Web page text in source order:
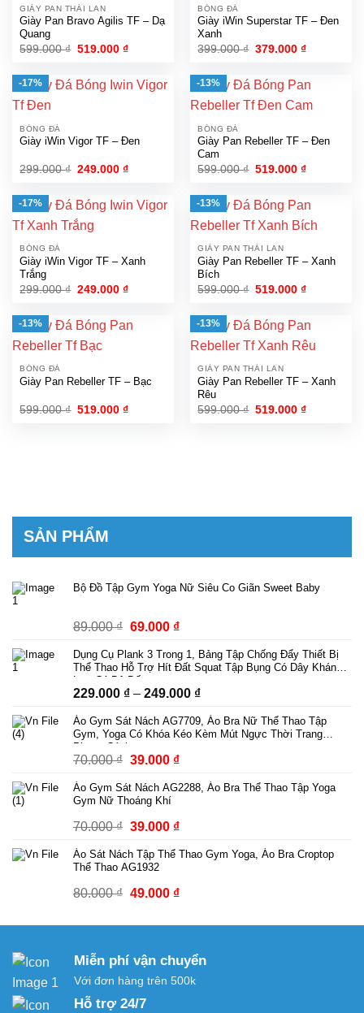
GIÀY PAN THÁI LAN
Giày Pan Bravo Agilis TF – Dạ
Quang
599.000₫ Giá
599.000 ₫.
519.000₫Giá
là:
519.000 ₫.
BÓNG ĐÁ
Giày iWin Superstar TF – Đen
Xanh
399.000₫ Giá
399.000 ₫.
379.000₫Giá
là:
379.000 ₫.
-17%
BÓNG ĐÁ
Giày iWin Vigor TF – Đen
299.000₫ Giá
299.000 ₫.
249.000₫Giá
là:
249.000 ₫.
-13%
BÓNG ĐÁ
Giày Pan Rebeller TF – Đen
Cam
599.000₫ Giá
599.000 ₫.
519.000₫Giá
là:
519.000 ₫.
-17%
BÓNG ĐÁ
Giày iWin Vigor TF – Xanh
Trắng
299.000₫ Giá
299.000 ₫.
249.000₫Giá
là:
249.000 ₫.
-13%
GIÀY PAN THÁI LAN
Giày Pan Rebeller TF – Xanh
Bích
599.000₫ Giá
599.000 ₫.
519.000₫Giá
là:
519.000 ₫.
-13%
BÓNG ĐÁ
Giày Pan Rebeller TF – Bạc
599.000₫ Giá
519.000₫Giá
-13%
GIÀY PAN THÁI LAN
Giày Pan Rebeller TF – Xanh
Rêu
599.000₫ Giá
519.000₫Giá
SẢN PHẨM
Bộ Đồ Tập Gym Yoga Nữ Siêu Co Giãn Sweet Baby
89.000₫ Giá
là:
89.000 ₫.
69.000 ₫Giá
tại
69.000 ₫.
Dụng Cụ Plank 3 Trong 1, Bảng Tập Chống Đẩy Thiết Bị
Thể Thao Hỗ Trợ Hít Đất Squat Tập Bụng Có Dây Kháng
Lực Có Bộ Đếm
229.000 ₫ – 249.000 ₫Khoảng
từ
229.000 ₫
Áo Gym Sát Nách AG7709, Áo Bra Nữ Thể Thao Tập
Gym, Yoga Có Khóa Kéo Kèm Mút Ngực Thời Trang
Phong Cách
70.000₫ Giá
là:
70.000 ₫.
39.000 ₫Giá
tại
39.000 ₫.
Áo Gym Sát Nách AG2288, Áo Bra Thể Thao Tập Yoga
Gym Nữ Thoáng Khí
70.000₫ Giá
là:
39.000 ₫Giá
tại
39.000 ₫.
Áo Sát Nách Tập Thể Thao Gym Yoga, Áo Bra Croptop
Thể Thao AG1932
80.000₫ Giá
là:
49.000 ₫Giá
tại
49.000 ₫.
Miễn phí vận chuyển
Với đơn hàng trên 500k
Hỗ trợ 24/7